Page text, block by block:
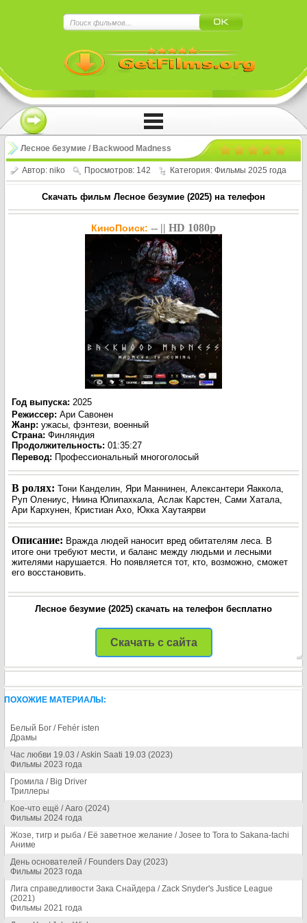
Лесное безумие / Backwood Madness
(2025)
Автор: niko Просмотров: 142 Категория: Фильмы 2025 года
Скачать фильм Лесное безумие (2025) на телефон
КиноПоиск: -- || HD 1080p
Год выпуска: 2025
Режиссер: Ари Савонен
Жанр: ужасы, фэнтези, военный
Страна: Финляндия
Продолжительность: 01:35:27
Перевод: Профессиональный многоголосый
В ролях: Тони Канделин, Яри Маннинен, Алексантери Яаккола,
Руп Олениус, Ниина Юлипахкала, Аслак Карстен, Сами Хатала,
Ари Кархунен, Кристиан Ахо, Юкка Хаутаярви
Описание: Вражда людей наносит вред обитателям леса. В
итоге они требуют мести, и баланс между людьми и лесными
жителями нарушается. Но появляется тот, кто, возможно, сможет
его восстановить.
Лесное безумие (2025) скачать на телефон бесплатно
Нажмите на
!!!Если Вы с телефона сперва нажмите на
троеточие в правом верхнем углу!!!
Скачать с сайта
ПОХОЖИЕ МАТЕРИАЛЫ:
Белый Бог / Fehér isten
Драмы
Час любви 19.03 / Askin Saati 19.03 (2023)
Фильмы 2023 года
Громила / Big Driver
Триллеры
Кое-что ещё / Aaro (2024)
Фильмы 2024 года
Жозе, тигр и рыба / Её заветное желание / Josee to Tora to Sakana-tachi
Аниме
День основателей / Founders Day (2023)
Фильмы 2023 года
Лига справедливости Зака Снайдера / Zack Snyder's Justice League
(2021)
Фильмы 2021 года